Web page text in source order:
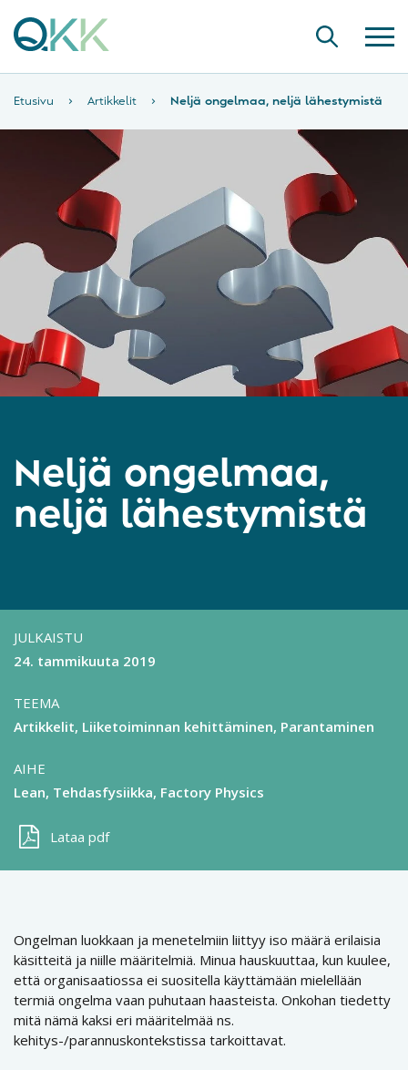
Etusivu › Artikkelit › Neljä ongelmaa, neljä lähestymistä
Neljä ongelmaa,
neljä lähestymistä
JULKAISTU
24. tammikuuta 2019
TEEMA
Artikkelit Liiketoiminnan kehittäminen Parantaminen
AIHE
Lean Tehdasfysiikka, Factory Physics
Lataa pdf
Ongelman luokkaan ja menetelmiin liittyy iso määrä erilaisia
käsitteitä ja niille määritelmiä. Minua hauskuuttaa, kun kuulee,
että organisaatiossa ei suositella käyttämään mielellään
termiä ongelma vaan puhutaan haasteista. Onkohan tiedetty
mitä nämä kaksi eri määritelmää ns.
kehitys-/parannuskontekstissa tarkoittavat.